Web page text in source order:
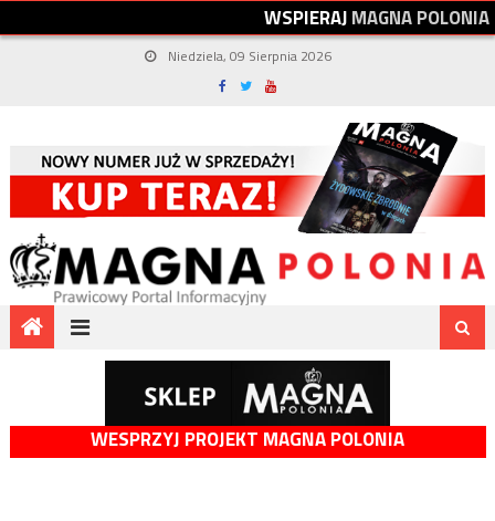
WSPIERAJMAGNAPOLONIA
Niedziela, 09 Sierpnia 2026
WESPRZYJ PROJEKT MAGNA POLONIA